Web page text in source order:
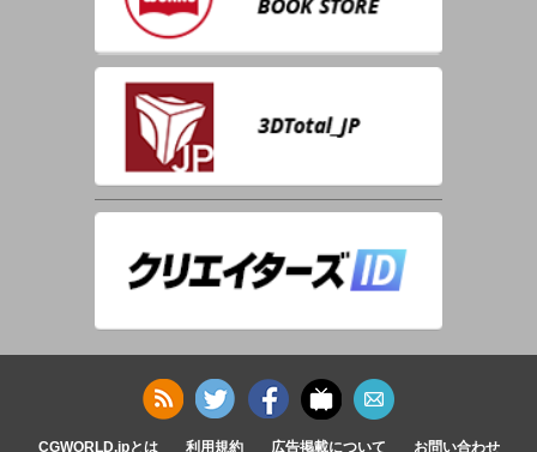
CGWORLD.jpとは 利用規約 広告掲載について お問い合わせ